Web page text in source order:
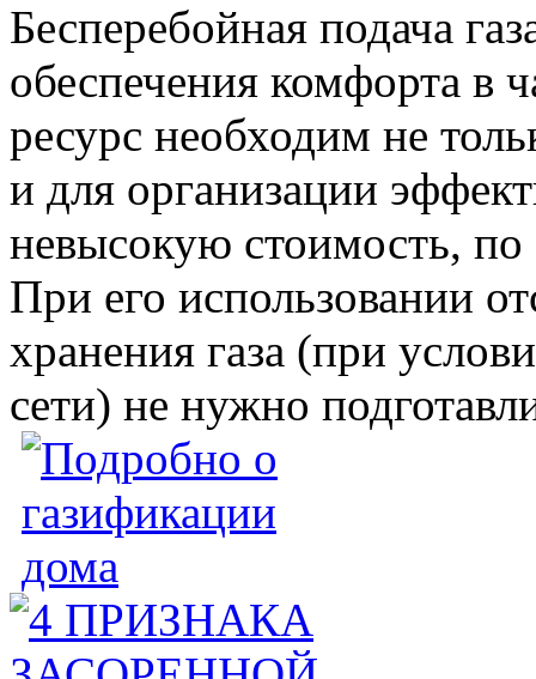
Бесперебойная подача
обеспечения комфорта в
ресурс необходим не
и для организации
невысокую стоимость, по
При его использовании
хранения газа (при
сети) не нужно